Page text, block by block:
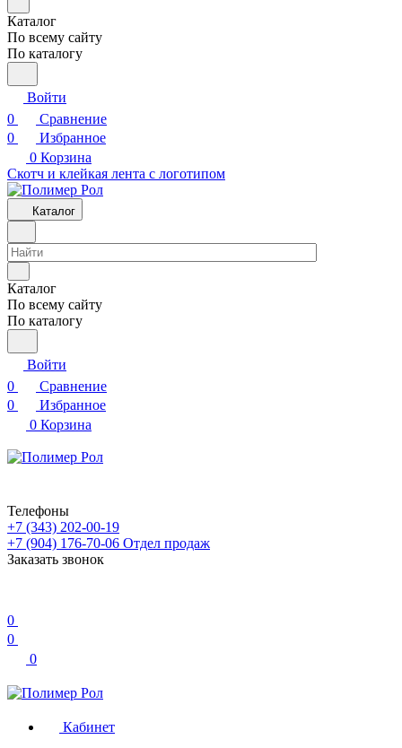
Каталог
По всему сайту
По каталогу
Войти
0
Сравнение
0
Избранное
0 Корзина
Скотч и клейкая лента с логотипом
Каталог
Каталог
По всему сайту
По каталогу
Войти
0
Сравнение
0
Избранное
0 Корзина
Телефоны
+7 (343) 202-00-19
+7 (904) 176-70-06 Отдел продаж
Заказать звонок
0
0
0
Кабинет